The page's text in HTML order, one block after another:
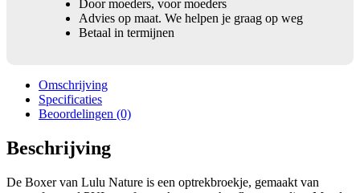
Door moeders, voor moeders
Advies op maat. We helpen je graag op weg
Betaal in termijnen
Omschrijving
Specificaties
Beoordelingen (0)
Beschrijving
De Boxer van Lulu Nature is een optrekbroekje, gemaakt van